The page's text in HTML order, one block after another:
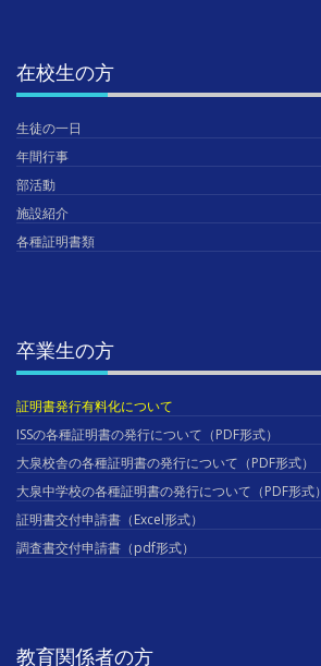
在校生の方
生徒の一日
年間行事
部活動
施設紹介
各種証明書類
卒業生の方
証明書発行有料化について
ISSの各種証明書の発行について（PDF形式）
大泉校舎の各種証明書の発行について（PDF形式）
大泉中学校の各種証明書の発行について（PDF形式）
証明書交付申請書（Excel形式）
調査書交付申請書（pdf形式）
教育関係者の方